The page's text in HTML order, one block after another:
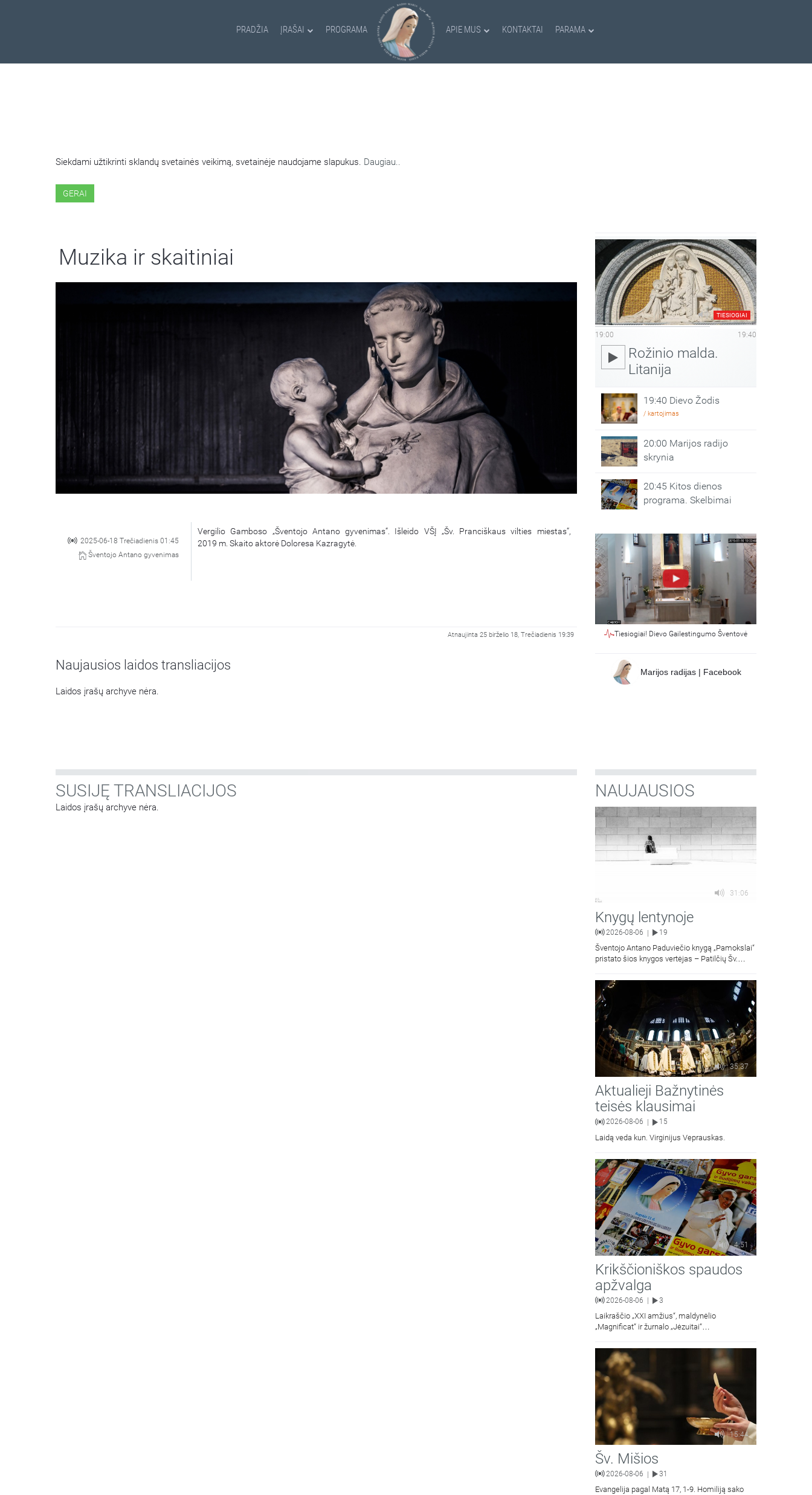
PRADŽIA ĮRAŠAI PROGRAMA APIE MUS KONTAKTAI PARAMA
Siekdami užtikrinti sklandų svetainės veikimą, svetainėje naudojame slapukus. Daugiau..
GERAI
Muzika ir skaitiniai
2025-06-18 Trečiadienis 01:45
Šventojo Antano gyvenimas
Vergilio Gamboso „Šventojo Antano gyvenimas“. Išleido VŠĮ „Šv. Pranciškaus vilties miestas“,
2019 m. Skaito aktorė Doloresa Kazragytė.
Atnaujinta 25 birželio 18, Trečiadienis 19:39
Naujausios laidos transliacijos
Laidos įrašų archyve nėra.
TIESIOGIAI
19:00 19:40
Rožinio malda.
Litanija
19:40 Dievo Žodis
/ kartojimas
20:00 Marijos radijo
skrynia
20:45 Kitos dienos
programa. Skelbimai
Tiesiogiai! Dievo Gailestingumo Šventovė
Marijos radijas | Facebook
SUSIJĘ TRANSLIACIJOS
Laidos įrašų archyve nėra.
NAUJAUSIOS
31:06
Knygų lentynoje
2026-08-06 | 19
Šventojo Antano Paduviečio knygą „Pamokslai“
pristato šios knygos vertėjas – Patilčių Šv.
moralinės teologijos dr. Algirdas Petras
35:37
Aktualieji Bažnytinės
teisės klausimai
2026-08-06 15
Laidą veda kun. Virginijus Veprauskas.
4:51
Krikščioniškos spaudos
apžvalga
2026-08-06 3
Laikraščio „XXI amžius“, maldynėlio
„Magnificat“ ir žurnalo „Jėzuitai“
15:44
Šv. Mišios
2026-08-06 | 31
Evangelija pagal Matą 17, 1-9. Homiliją sako